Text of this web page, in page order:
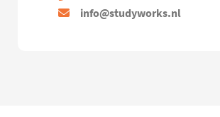
info@studyworks.nl